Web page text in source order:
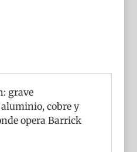
grave
cobre y
opera Barrick